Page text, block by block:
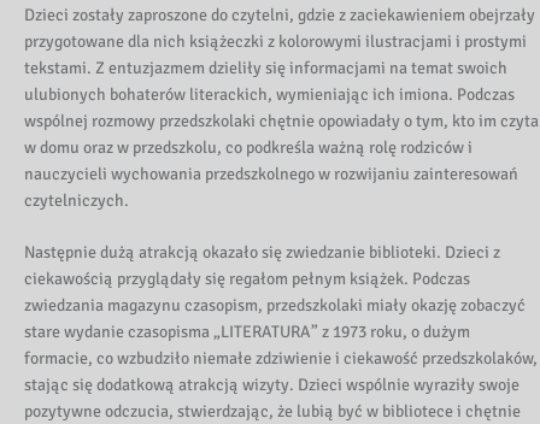
Dzieci zostały zaproszone do czytelni, gdzie z zaciekawieniem obejrzały
przygotowane dla nich książeczki z kolorowymi ilustracjami i prostymi
tekstami. Z entuzjazmem dzieliły się informacjami na temat swoich
ulubionych bohaterów literackich, wymieniając ich imiona. Podczas
wspólnej rozmowy przedszkolaki chętnie opowiadały o tym, kto im czyta
w domu oraz w przedszkolu, co podkreśla ważną rolę rodziców i
nauczycieli wychowania przedszkolnego w rozwijaniu zainteresowań
czytelniczych.
Następnie dużą atrakcją okazało się zwiedzanie biblioteki. Dzieci z
ciekawością przyglądały się regałom pełnym książek. Podczas
zwiedzania magazynu czasopism, przedszkolaki miały okazję zobaczyć
stare wydanie czasopisma „LITERATURA” z 1973 roku, o dużym
formacie, co wzbudziło niemałe zdziwienie i ciekawość przedszkolaków,
stając się dodatkową atrakcją wizyty. Dzieci wspólnie wyraziły swoje
pozytywne odczucia, stwierdzając, że lubią być w bibliotece i chętnie